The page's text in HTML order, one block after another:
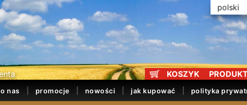
polski
KOSZYK
o nas promocje nowości jak kupować polityka